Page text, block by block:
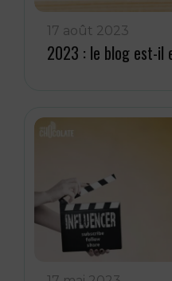
17 août 2023
2023 : le blog est-il